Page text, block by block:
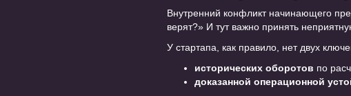
Внутренний конфликт начинающего
верят?» И тут важно принять
У стартапа, как правило, нет двух
исторических оборотов по
доказанной операционной